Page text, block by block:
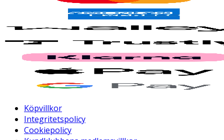
Köpvillkor
Integritetspolicy
Cookiepolicy